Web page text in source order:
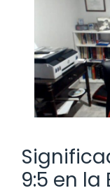
9:5 en la